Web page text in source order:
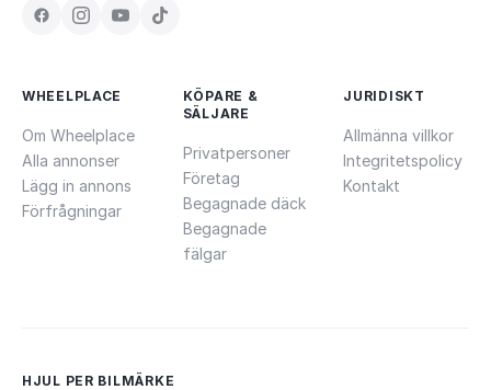
WHEELPLACE
Om Wheelplace
Alla annonser
Lägg in annons
Förfrågningar
KÖPARE &
SÄLJARE
Privatpersoner
Företag
Begagnade däck
Begagnade
fälgar
JURIDISKT
Allmänna villkor
Integritetspolicy
Kontakt
HJUL PER BILMÄRKE